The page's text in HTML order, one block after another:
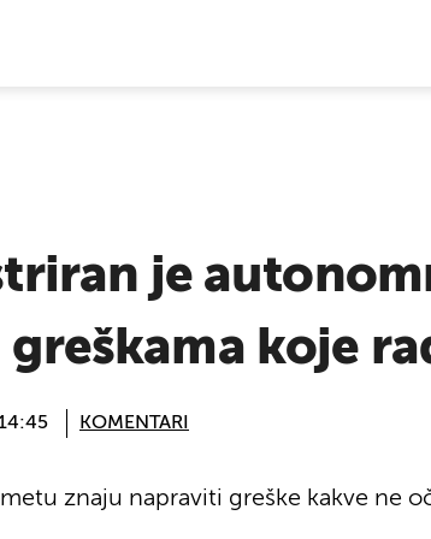
je
koje
KOMENTARI
znaju napraviti greške kakve ne